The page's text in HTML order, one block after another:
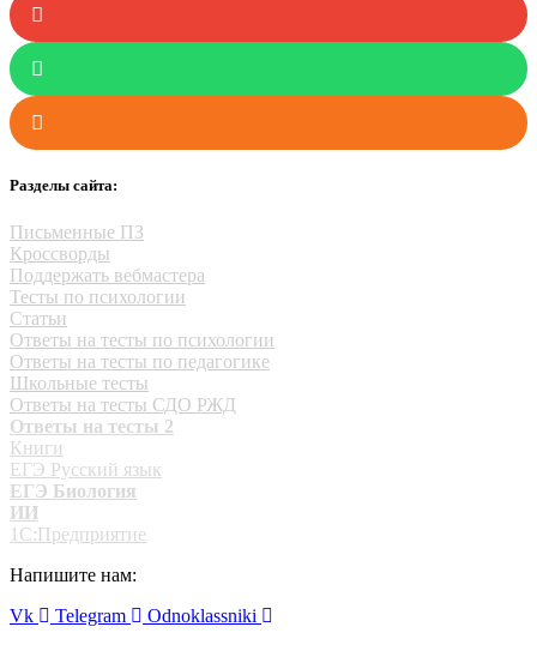
Разделы сайта:
Письменные ПЗ
Кроссворды
Поддержать вебмастера
Тесты по психологии
Статьи
Ответы на тесты по психологии
Ответы на тесты по педагогике
Школьные тесты
Ответы на тесты СДО РЖД
Ответы на тесты 2
Книги
ЕГЭ Русский язык
ЕГЭ Биология
ИИ
1С:Предприятие
Напишите нам:
Vk
Telegram Odnoklassniki